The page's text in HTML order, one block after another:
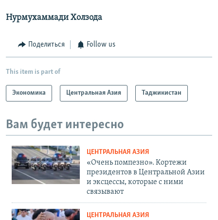
Нурмухаммади Холзода
Поделиться Follow us
This item is part of
Экономика Центральная Азия Таджикистан
Вам будет интересно
ЦЕНТРАЛЬНАЯ АЗИЯ
«Очень помпезно». Кортежи
президентов в Центральной Азии
и эксцессы, которые с ними
связывают
ЦЕНТРАЛЬНАЯ АЗИЯ